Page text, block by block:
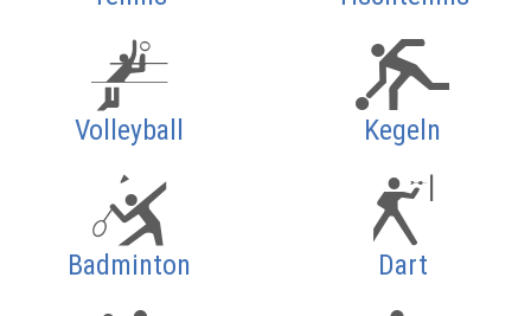
Volleyball Kegeln
Badminton Dart